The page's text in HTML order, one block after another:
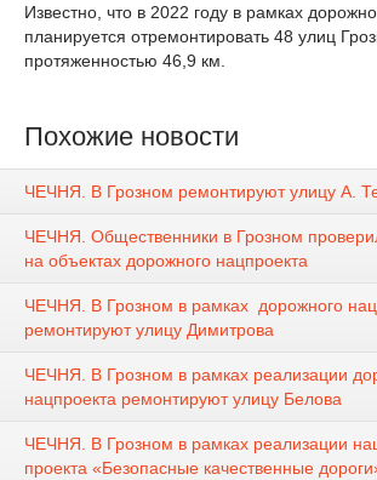
Известно, что в 2022 году в рамках
планируется отремонтировать 48 улиц
протяженностью 46,9 км.
Похожие новости
ЧЕЧНЯ. В Грозном ремонтируют улицу А.
ЧЕЧНЯ. Общественники в Грозном
на объектах дорожного нацпроекта
ЧЕЧНЯ. В Грозном в рамках дорожного
ремонтируют улицу Димитрова
ЧЕЧНЯ. В Грозном в рамках реализации
нацпроекта ремонтируют улицу Белова
ЧЕЧНЯ. В Грозном в рамках реализации
проекта «Безопасные качественные